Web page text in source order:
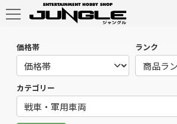
価格帯 ランク
カテゴリー